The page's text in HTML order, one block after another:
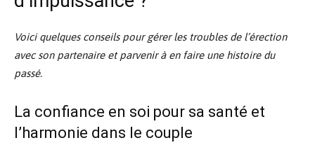
Voici quelques conseils pour gérer les troubles de l’érection
avec son partenaire et parvenir à en faire une histoire du
passé.
La confiance en soi pour sa santé et
l’harmonie dans le couple